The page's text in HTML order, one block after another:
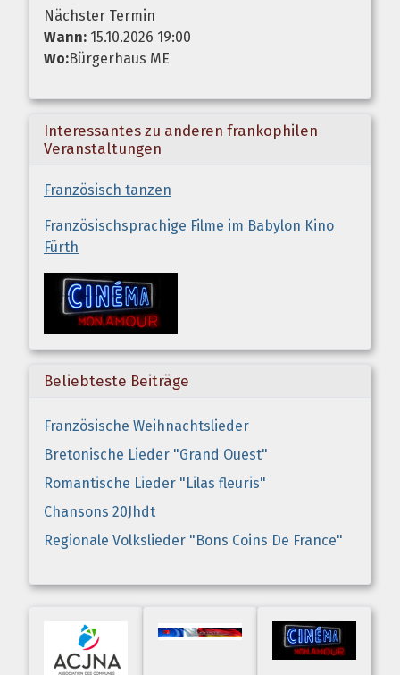
Nächster Termin
Wann: 15.10.2026 19:00
Wo:Bürgerhaus ME
Interessantes zu anderen frankophilen
Veranstaltungen
Französisch tanzen
Französischsprachige Filme im Babylon Kino
Fürth
Beliebteste Beiträge
Französische Weihnachtslieder
Bretonische Lieder "Grand Ouest"
Romantische Lieder "Lilas fleuris"
Chansons 20Jhdt
Regionale Volkslieder "Bons Coins De France"